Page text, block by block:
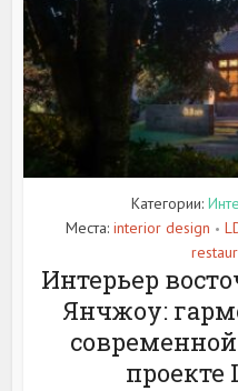
Категории:
Места: interior design •
Интерьер
Янчжоу:
проекте